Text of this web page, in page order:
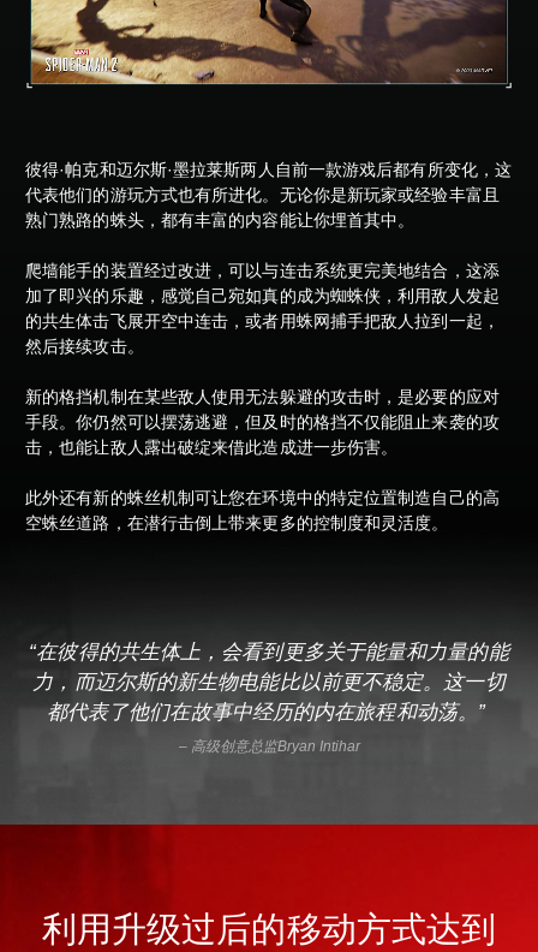
彼得·帕克和迈尔斯·墨拉莱斯两人自前一款游戏后都有所变化，这
代表他们的游玩方式也有所进化。无论你是新玩家或经验丰富且
熟门熟路的蛛头，都有丰富的内容能让你埋首其中。
爬墙能手的装置经过改进，可以与连击系统更完美地结合，这添
加了即兴的乐趣，感觉自己宛如真的成为蜘蛛侠，利用敌人发起
的共生体击飞展开空中连击，或者用蛛网捕手把敌人拉到一起，
然后接续攻击。
新的格挡机制在某些敌人使用无法躲避的攻击时，是必要的应对
手段。你仍然可以摆荡逃避，但及时的格挡不仅能阻止来袭的攻
击，也能让敌人露出破绽来借此造成进一步伤害。
此外还有新的蛛丝机制可让您在环境中的特定位置制造自己的高
空蛛丝道路，在潜行击倒上带来更多的控制度和灵活度。
“在彼得的共生体上，会看到更多关于能量和力量的能
力，而迈尔斯的新生物电能比以前更不稳定。这一切
都代表了他们在故事中经历的内在旅程和动荡。”
– 高级创意总监Bryan Intihar
利用升级过后的移动方式达到